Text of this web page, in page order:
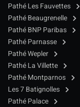
Pathé Les Fauvettes
Pathé Beaugrenelle
Pathé BNP Paribas
Pathé Parnasse
Pathé Wepler
Pathé La Villette
Pathé Montparnos
Les 7 Batignolles
Pathé Palace